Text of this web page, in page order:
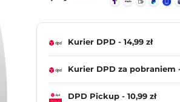
Kurier DPD - 14,99 zł
Kurier DPD za pobraniem -
DPD Pickup - 10,99 zł